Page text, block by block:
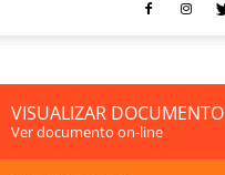
VISUALIZAR DOCUMENTO
Ver documento on-line